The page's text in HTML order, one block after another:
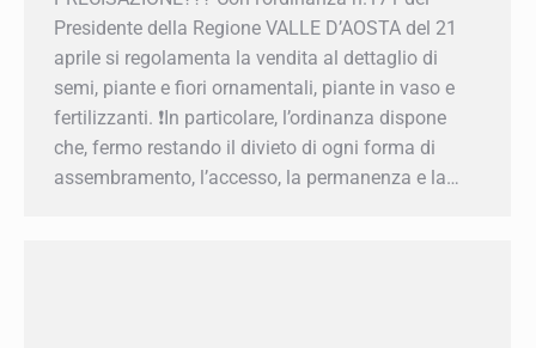
Presidente della Regione VALLE D’AOSTA del 21
aprile si regolamenta la vendita al dettaglio di
semi, piante e fiori ornamentali, piante in vaso e
fertilizzanti. ❗️In particolare, l’ordinanza dispone
che, fermo restando il divieto di ogni forma di
assembramento, l’accesso, la permanenza e la…